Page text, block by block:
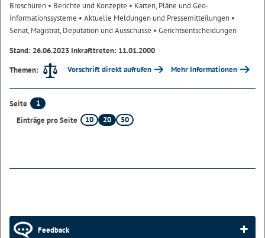
Broschüren • Berichte und Konzepte • Karten, Pläne und Geo-
Informationssysteme • Aktuelle Meldungen und Pressemitteilungen •
Senat, Magistrat, Deputation und Ausschüsse • Gerichtsentscheidungen
Stand: 26.06.2023 Inkrafttreten: 11.01.2000
Themen:
Vorschrift direkt aufrufen Mehr Informationen
Seite
1
Einträge pro Seite
10 20 50
Feedback